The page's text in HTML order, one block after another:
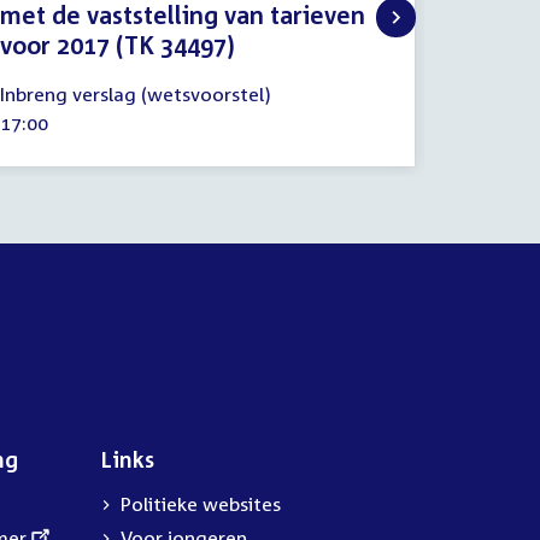
met de vaststelling van tarieven
voor 2017 (TK 34497)
juli
2016
Inbreng verslag (wetsvoorstel)
Tijd
17:00
Links
Politieke websites